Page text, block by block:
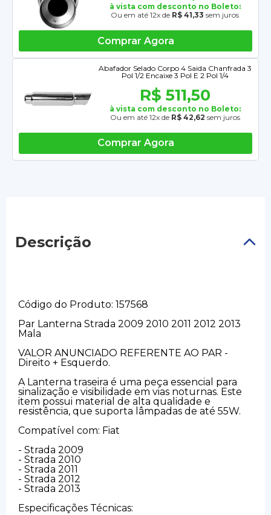
à vista com desconto no Boleto:
Ou em até 12x de R$ 41,33 sem juros
Comprar Agora
Abafador Selado Corpo 4 Saida Chanfrada 3
Pol 1/2 Encaixe 3 Pol E 2 Pol 1/4
R$ 511,50
à vista com desconto no Boleto:
Ou em até 12x de R$ 42,62 sem juros
Comprar Agora
Descrição
Código do Produto: 157568
Par Lanterna Strada 2009 2010 2011 2012 2013
Mala
VALOR ANUNCIADO REFERENTE AO PAR -
Direito + Esquerdo.
A Lanterna traseira é uma peça essencial para
sinalização e visibilidade em vias noturnas. Este
item possui material de alta qualidade e
resistência, que suporta lâmpadas de até 55W.
Compatível com: Fiat
- Strada 2009
- Strada 2010
- Strada 2011
- Strada 2012
- Strada 2013
Especificações Técnicas: